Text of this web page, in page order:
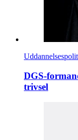
DGS-
trivsel